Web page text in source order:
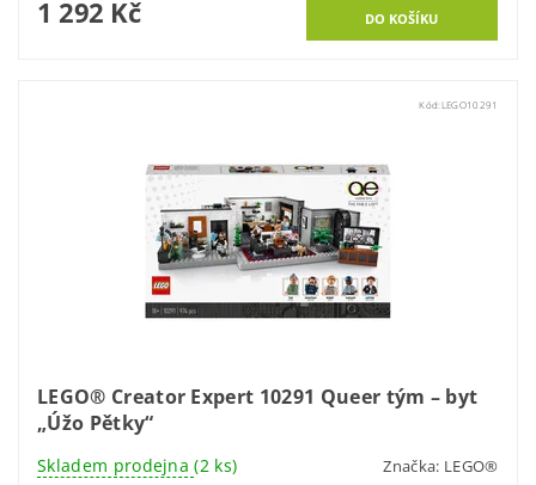
1 292 Kč
Kód:LEGO10291
LEGO® Creator Expert 10291 Queer tým – byt
„Úžo Pětky“
Skladem prodejna(2 ks) Značka: LEGO®